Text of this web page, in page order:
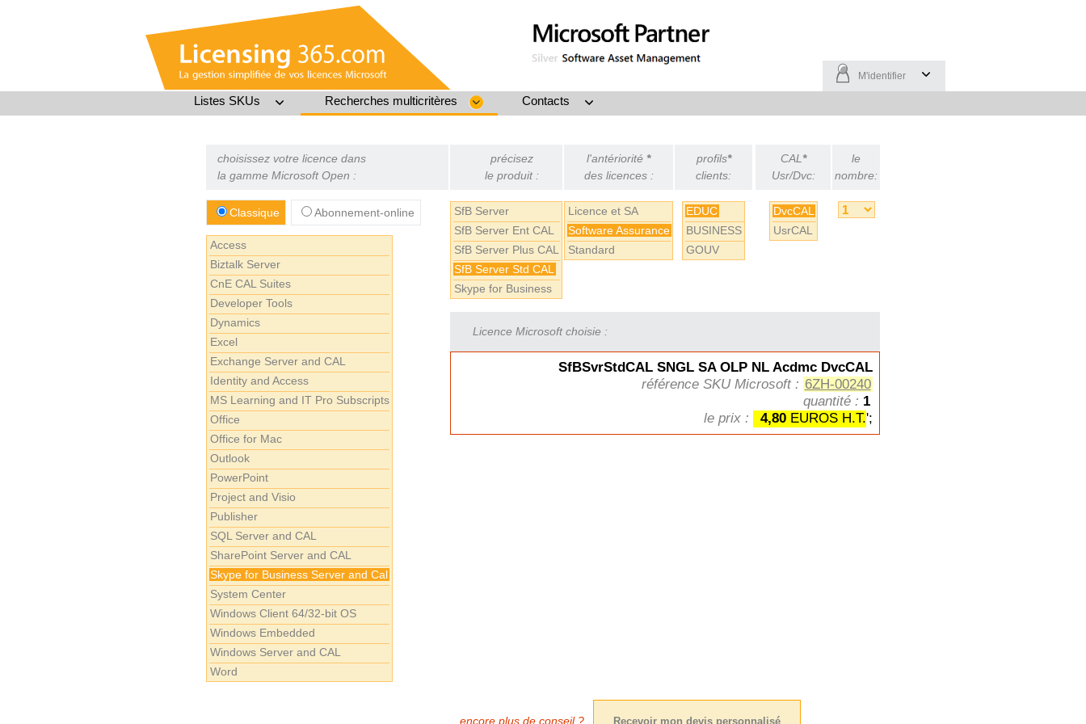
M'identifier
Listes SKUs Recherches multicritères Contacts
choisissez votre licence dans
la gamme Microsoft Open :
Classique Abonnement-online
Access
Biztalk Server
CnE CAL Suites
Developer Tools
Dynamics
Excel
Exchange Server and CAL
Identity and Access
MS Learning and IT Pro Subscripts
Office
Office for Mac
Outlook
PowerPoint
Project and Visio
Publisher
SQL Server and CAL
SharePoint Server and CAL
Skype for Business Server and Cal
System Center
Windows Client 64/32-bit OS
Windows Embedded
Windows Server and CAL
Word
précisez
le produit :
SfB Server
SfB Server Ent CAL
SfB Server Plus CAL
SfB Server Std CAL
Skype for Business
l'antériorité *
des licences :
Licence et SA
Software Assurance
Standard
profils*
clients:
EDUC
BUSINESS
GOUV
CAL *
Usr/Dvc:
DvcCAL
UsrCAL
le
nombre:
Licence Microsoft choisie :
SfBSvrStdCAL SNGL SA OLP NL Acdmc DvcCAL
référence SKU Microsoft : 6ZH-00240
quantité : 1
le prix :
4,80EUROS H.T.';
encore plus de conseil ?